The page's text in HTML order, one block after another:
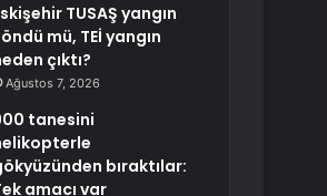
TUSAŞ yangın
mü, TEİ yangın
çıktı?
Ağustos 7, 2026
tanesini
bıraktılar:
amacı var